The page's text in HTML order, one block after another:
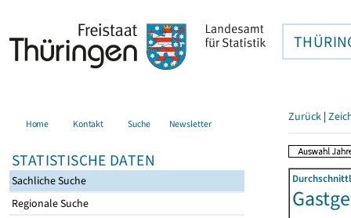
Home Kontakt Suche Newsletter
STATISTISCHE DATEN
Sachliche Suche
Regionale Suche
Zurück |